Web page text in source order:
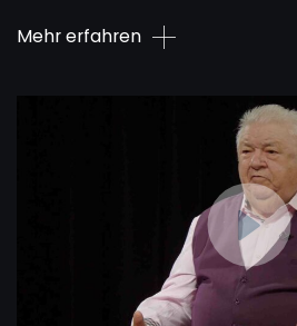
Mehr erfahren